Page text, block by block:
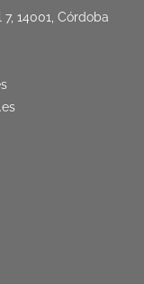
14001, Córdoba